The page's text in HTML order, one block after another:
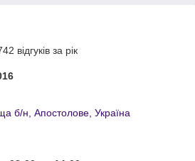
відгуків за рік
б/н, Апостолове, Україна